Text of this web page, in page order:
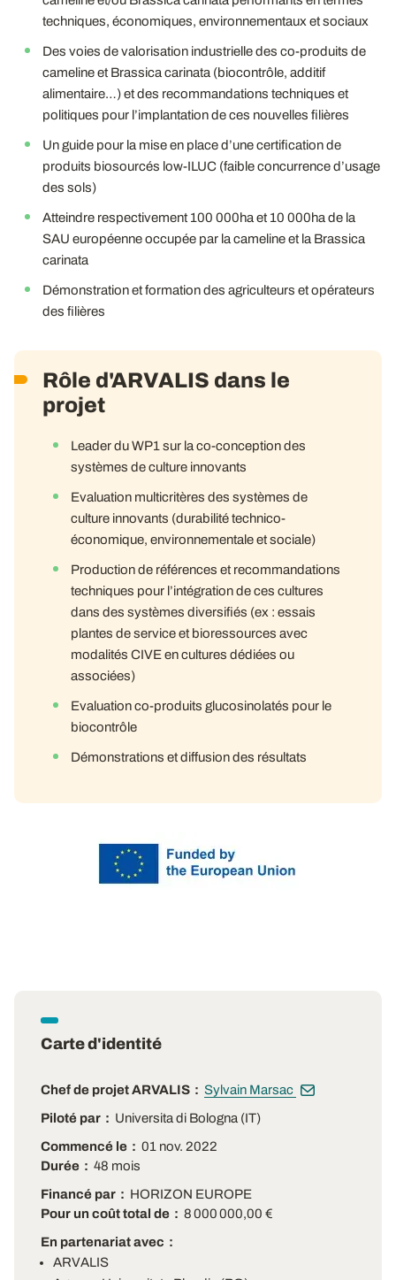
techniques, économiques, environnementaux et sociaux
Des voies de valorisation industrielle des co-produits de
cameline et Brassica carinata (biocontrôle, additif
alimentaire…) et des recommandations techniques et
politiques pour l’implantation de ces nouvelles filières
Un guide pour la mise en place d’une certification de
produits biosourcés low-ILUC (faible concurrence d’usage
des sols)
Atteindre respectivement 100 000ha et 10 000ha de la
SAU européenne occupée par la cameline et la Brassica
carinata
Démonstration et formation des agriculteurs et opérateurs
des filières
Rôle d'ARVALIS dans le
projet
Leader du WP1 sur la co-conception des
systèmes de culture innovants
Evaluation multicritères des systèmes de
culture innovants (durabilité technico-
économique, environnementale et sociale)
Production de références et recommandations
techniques pour l’intégration de ces cultures
dans des systèmes diversifiés (ex : essais
plantes de service et bioressources avec
modalités CIVE en cultures dédiées ou
associées)
Evaluation co-produits glucosinolatés pour le
biocontrôle
Démonstrations et diffusion des résultats
Carte d'identité
Chef de projet ARVALIS
Sylvain Marsac
Piloté par
Universita di Bologna (IT)
Commencé le
01 nov. 2022
Durée
48 mois
Financé par
HORIZON EUROPE
Pour un coût total de
8 000 000,00 €
En partenariat avec
ARVALIS